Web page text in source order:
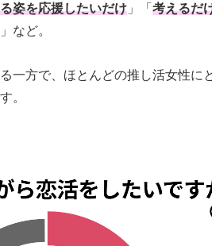
姿を応援したいだけ 」「 考えるだ
」など。
一方で、ほとんどの推し活女性に
。